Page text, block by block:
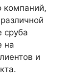
компаний,
сруба
на
и